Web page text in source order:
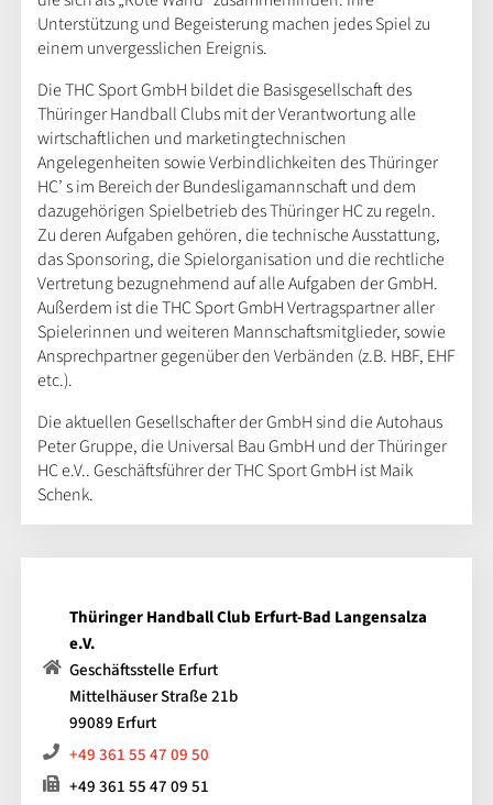
Unterstützung und Begeisterung machen jedes Spiel zu
einem unvergesslichen Ereignis.
Die THC Sport GmbH bildet die Basisgesellschaft des
Thüringer Handball Clubs mit der Verantwortung alle
wirtschaftlichen und marketingtechnischen
Angelegenheiten sowie Verbindlichkeiten des Thüringer
HC’ s im Bereich der Bundesligamannschaft und dem
dazugehörigen Spielbetrieb des Thüringer HC zu regeln.
Zu deren Aufgaben gehören, die technische Ausstattung,
das Sponsoring, die Spielorganisation und die rechtliche
Vertretung bezugnehmend auf alle Aufgaben der GmbH.
Außerdem ist die THC Sport GmbH Vertragspartner aller
Spielerinnen und weiteren Mannschaftsmitglieder, sowie
Ansprechpartner gegenüber den Verbänden (z.B. HBF, EHF
etc.).
Die aktuellen Gesellschafter der GmbH sind die Autohaus
Peter Gruppe, die Universal Bau GmbH und der Thüringer
HC e.V.. Geschäftsführer der THC Sport GmbH ist Maik
Schenk.
Thüringer Handball Club Erfurt-Bad Langensalza
e.V.
Geschäftsstelle Erfurt
Mittelhäuser Straße 21b
99089 Erfurt
+49 361 55 47 09 50
+49 361 55 47 09 51